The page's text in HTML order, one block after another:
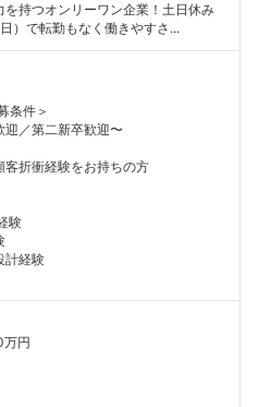
を持つオンリーワン企業！土日休み
日）で転勤もなく働きやすさ...
条件＞
迎／第二新卒歓迎〜
客折衝経験をお持ちの方
験
計経験
円